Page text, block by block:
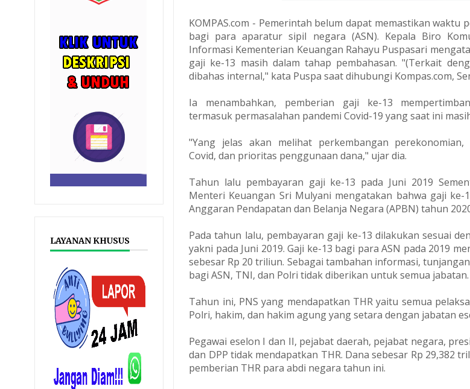
LAYANAN KHUSUS
KOMPAS.com - Pemerintah belum dapat memastikan waktu
bagi para aparatur sipil negara (ASN). Kepala Biro
Informasi Kementerian Keuangan Rahayu Puspasari
gaji ke-13 masih dalam tahap pembahasan. "(Terkait
dibahas internal," kata Puspa saat dihubungi Kompas.com,
Ia menambahkan, pemberian gaji ke-13
termasuk permasalahan pandemi Covid-19 yang saat ini
"Yang jelas akan melihat perkembangan perekonomian,
Covid, dan prioritas penggunaan dana," ujar dia.
Tahun lalu pembayaran gaji ke-13 pada Juni 2019
Menteri Keuangan Sri Mulyani mengatakan bahwa gaji ke-
Anggaran Pendapatan dan Belanja Negara (APBN) tahun
Pada tahun lalu, pembayaran gaji ke-13 dilakukan sesuai
yakni pada Juni 2019. Gaji ke-13 bagi para ASN pada 2019
sebesar Rp 20 triliun. Sebagai tambahan informasi,
bagi ASN, TNI, dan Polri tidak diberikan untuk semua jabatan.
Tahun ini, PNS yang mendapatkan THR yaitu semua
Polri, hakim, dan hakim agung yang setara dengan jabatan
Pegawai eselon I dan II, pejabat daerah, pejabat negara,
dan DPP tidak mendapatkan THR. Dana sebesar Rp 29,382
pemberian THR para abdi negara tahun ini.